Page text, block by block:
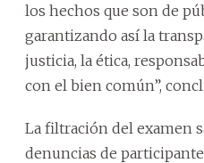
los hechos que son de
garantizando así la
justicia, la ética,
con el bien común”,
La filtración del examen
denuncias de